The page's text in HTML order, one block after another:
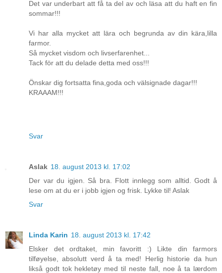
Det var underbart att få ta del av och läsa att du haft en fin
sommar!!!
Vi har alla mycket att lära och begrunda av din kära,lilla
farmor.
Så mycket visdom och livserfarenhet...
Tack för att du delade detta med oss!!!
Önskar dig fortsatta fina,goda och välsignade dagar!!!
KRAAAM!!!
Svar
Aslak 18. august 2013 kl. 17:02
Der var du igjen. Så bra. Flott innlegg som alltid. Godt å
lese om at du er i jobb igjen og frisk. Lykke til! Aslak
Svar
Linda Karin 18. august 2013 kl. 17:42
Elsker det ordtaket, min favoritt :) Likte din farmors
tilføyelse, absolutt verd å ta med! Herlig historie da hun
likså godt tok hekletøy med til neste fall, noe å ta lærdom